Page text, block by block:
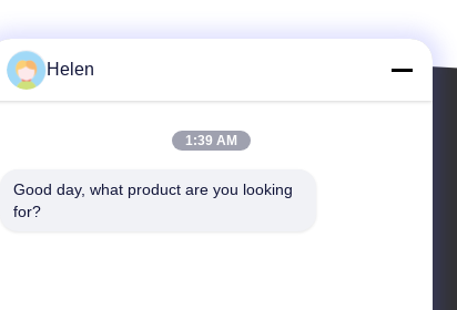
Helen
1:39 AM
Good day, what product are you looking
for?